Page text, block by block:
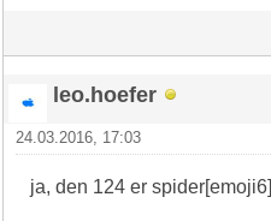
leo.hoefer
24.03.2016, 17:03
ja, den 124 er spider[emoji6]